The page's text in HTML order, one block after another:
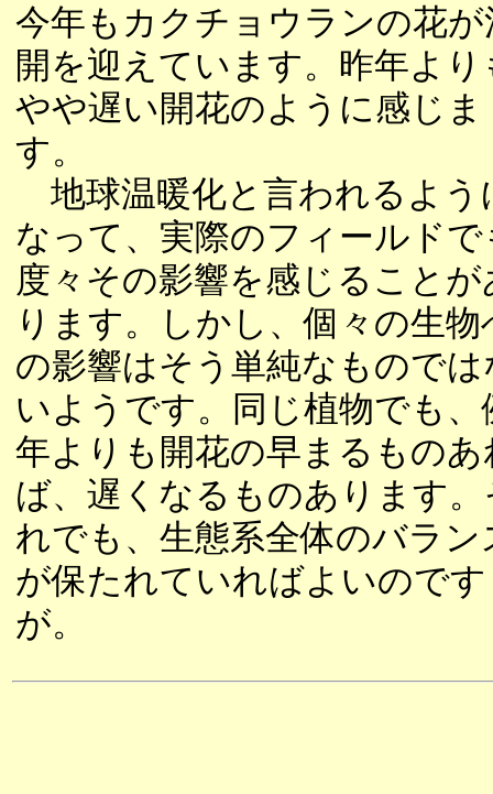
今年もカクチョウランの花が
開を迎えています。昨年より
やや遅い開花のように感じま
す。
地球温暖化と言われるよう
なって、実際のフィールドで
度々その影響を感じることが
ります。しかし、個々の生物
の影響はそう単純なものでは
いようです。同じ植物でも、
年よりも開花の早まるものあ
ば、遅くなるものあります。
れでも、生態系全体のバラン
が保たれていればよいのです
が。